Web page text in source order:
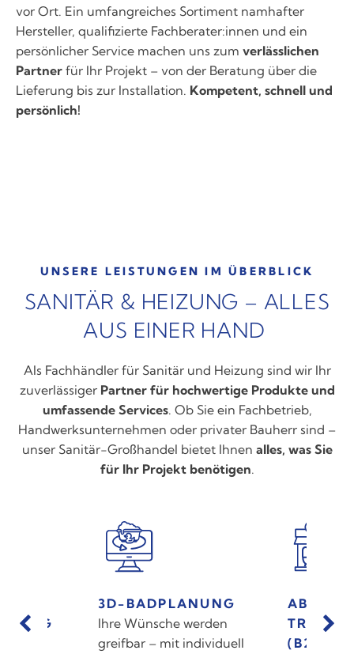
vor Ort. Ein umfangreiches Sortiment namhafter
Hersteller, qualifizierte Fachberater:innen und ein
persönlicher Service machen uns zum verlässlichen
Partner für Ihr Projekt – von der Beratung über die
Lieferung bis zur Installation. Kompetent, schnell und
persönlich!
UNSERE LEISTUNGEN IM ÜBERBLICK
SANITÄR & HEIZUNG – ALLES
AUS EINER HAND
Als Fachhändler für Sanitär und Heizung sind wir Ihr
zuverlässiger Partner für hochwertige Produkte und
umfassende Services. Ob Sie ein Fachbetrieb,
Handwerksunternehmen oder privater Bauherr sind –
unser Sanitär-Großhandel bietet Ihnen alles, was Sie
für Ihr Projekt benötigen.
werden
ABHOLLAGER &
TRESENVERKAUF
(B2B)